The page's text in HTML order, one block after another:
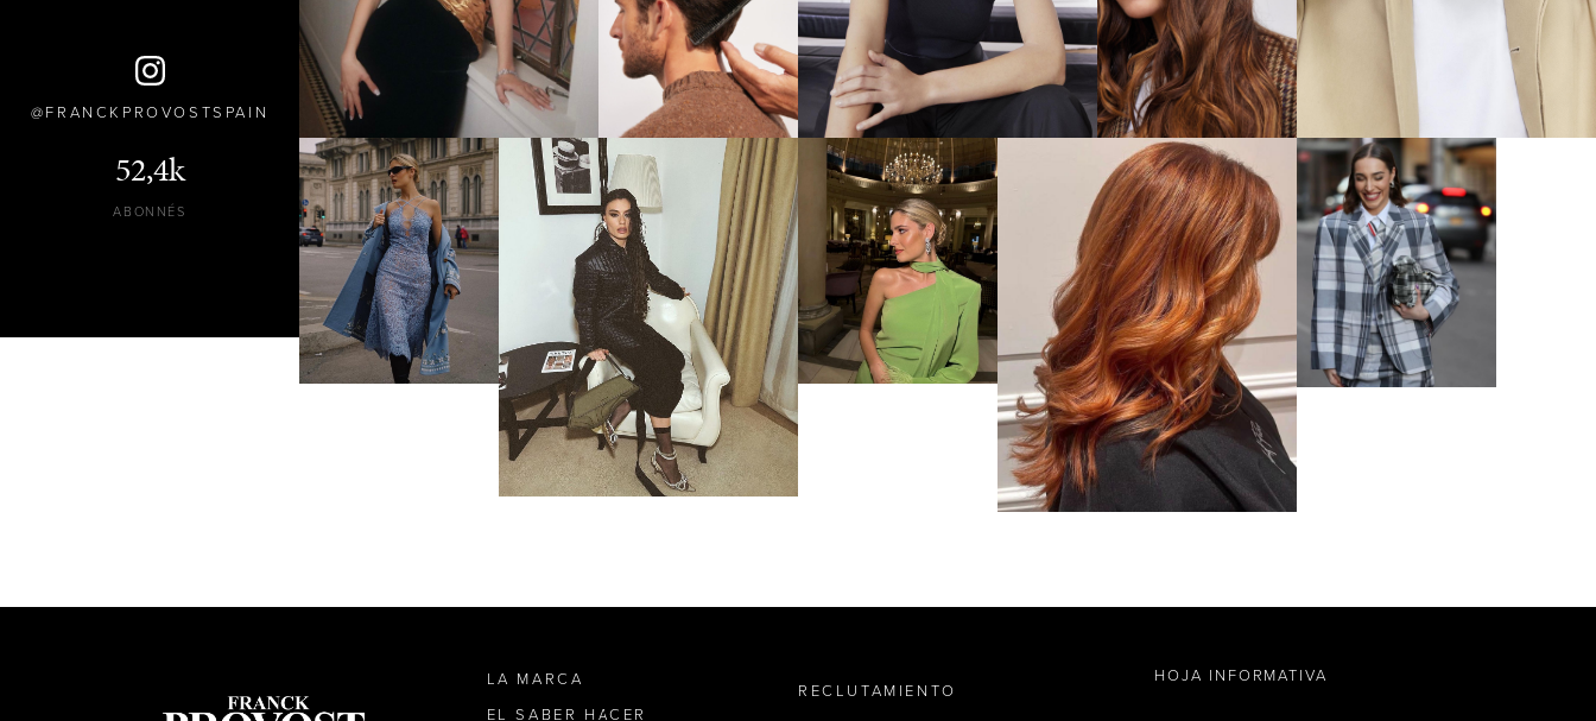
FRANCKPROVOSTSPAIN
52,4k
ABONNÉS
LA MARCA
EL SABER HACER
RECLUTAMIENTO
HOJA INFORMATIVA